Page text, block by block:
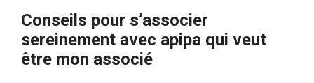
Conseils pour s’associer
sereinement avec apipa qui veut
être mon associé